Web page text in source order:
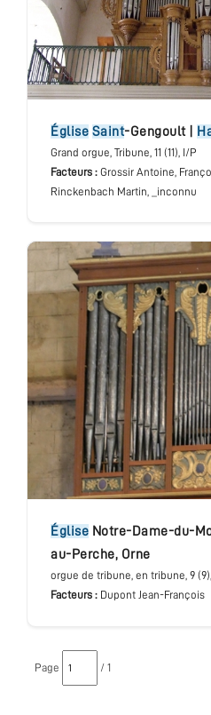
église Saint-Gengoult|
Grand orgue, Tribune, 11 (11), I/P
Facteurs : Grossir Antoine,
Rinckenbach Martin, _inconnu
église Notre-Dame-du-
au-Perche, Orne
orgue de tribune, en tribune, 9
Facteurs : Dupont Jean-François
Page / 1